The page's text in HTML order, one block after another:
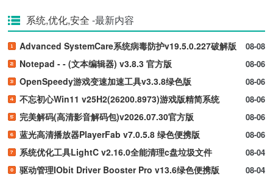
系统,优化,安全 -最新内容
08-08
Advanced SystemCare系统病毒防护v19.5.0.227破解版
08-06
Notepad - - (文本编辑器) v3.8.3 官方版
08-06
OpenSpeedy游戏变速加速工具v3.3.8绿色版
08-06
不忘初心Win11 v25H2(26200.8973)游戏版精简系统
08-06
完美解码(高清影音解码包)v2026.07.30官方版
08-06
蓝光高清播放器PlayerFab v7.0.5.8 绿色便携版
08-04
系统优化工具LightC v2.16.0全能清理c盘垃圾文件
08-04
驱动管理IObit Driver Booster Pro v13.6绿色便携版